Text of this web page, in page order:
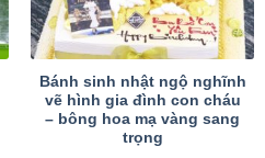
Bánh sinh nhật ngộ nghĩnh
vẽ hình gia đình con cháu
– bông hoa mạ vàng sang
trọng